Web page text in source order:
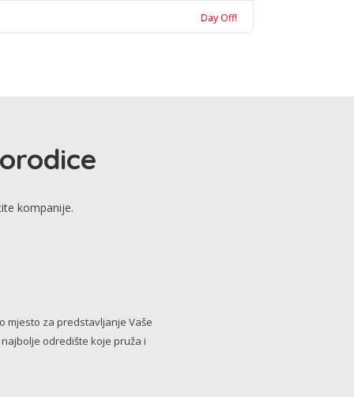
Day Off!
kompanije.
mjesto za predstavljanje Vaše
odredište koje pruža i